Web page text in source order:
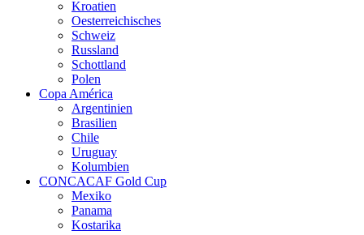
Kroatien
Oesterreichisches
Schweiz
Russland
Schottland
Polen
Copa América
Argentinien
Brasilien
Chile
Uruguay
Kolumbien
CONCACAF Gold Cup
Mexiko
Panama
Kostarika